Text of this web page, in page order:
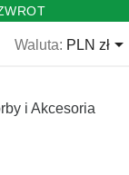
Waluta: PLN zł
i Akcesoria